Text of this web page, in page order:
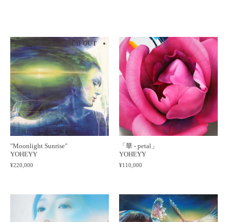
SOLD OUT SOLD OUT SOLD OUT SOLD OUT SOLD
"Moonlight Sunrise"
YOHEYY
¥220,000
「華 - petal」
YOHEYY
¥110,000